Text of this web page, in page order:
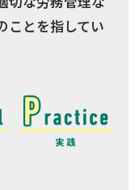
ことを指してい